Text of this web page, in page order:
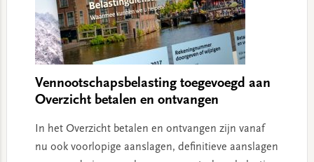
Vennootschapsbelasting toegevoegd aan
Overzicht betalen en ontvangen
In het Overzicht betalen en ontvangen zijn vanaf
nu ook voorlopige aanslagen, definitieve aanslagen